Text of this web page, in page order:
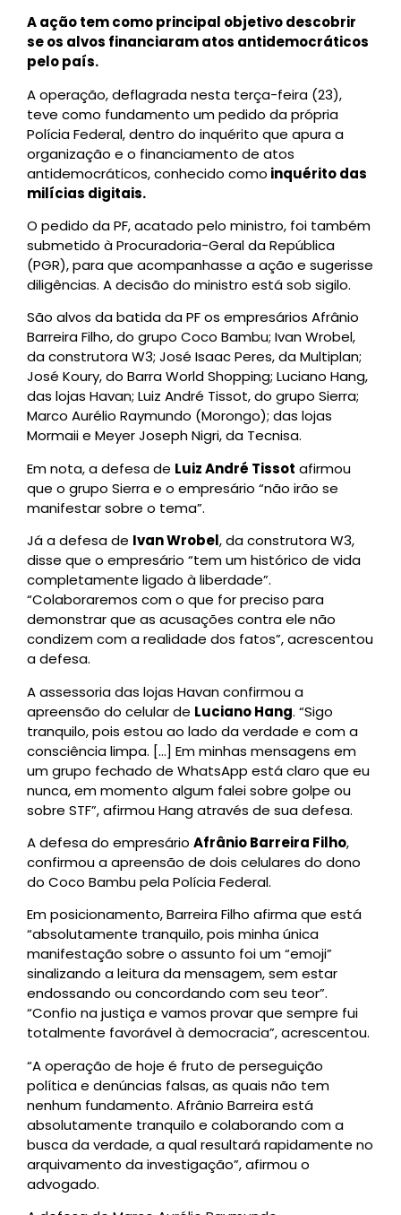
A ação tem como principal objetivo descobrir
se os alvos financiaram atos antidemocráticos
pelo país.
A operação, deflagrada nesta terça-feira (23),
teve como fundamento um pedido da própria
Polícia Federal, dentro do inquérito que apura a
organização e o financiamento de atos
antidemocráticos, conhecido como inquérito das
milícias digitais.
O pedido da PF, acatado pelo ministro, foi também
submetido à Procuradoria-Geral da República
(PGR), para que acompanhasse a ação e sugerisse
diligências. A decisão do ministro está sob sigilo.
São alvos da batida da PF os empresários Afrânio
Barreira Filho, do grupo Coco Bambu; Ivan Wrobel,
da construtora W3; José Isaac Peres, da Multiplan;
José Koury, do Barra World Shopping; Luciano Hang,
das lojas Havan; Luiz André Tissot, do grupo Sierra;
Marco Aurélio Raymundo (Morongo); das lojas
Mormaii e Meyer Joseph Nigri, da Tecnisa.
Em nota, a defesa de Luiz André Tissot afirmou
que o grupo Sierra e o empresário “não irão se
manifestar sobre o tema”.
Já a defesa de Ivan Wrobel, da construtora W3,
disse que o empresário “tem um histórico de vida
completamente ligado à liberdade”.
“Colaboraremos com o que for preciso para
demonstrar que as acusações contra ele não
condizem com a realidade dos fatos”, acrescentou
a defesa.
A assessoria das lojas Havan confirmou a
apreensão do celular de Luciano Hang. “Sigo
tranquilo, pois estou ao lado da verdade e com a
consciência limpa. […] Em minhas mensagens em
um grupo fechado de WhatsApp está claro que eu
nunca, em momento algum falei sobre golpe ou
sobre STF”, afirmou Hang através de sua defesa.
A defesa do empresário Afrânio Barreira Filho,
confirmou a apreensão de dois celulares do dono
do Coco Bambu pela Polícia Federal.
Em posicionamento, Barreira Filho afirma que está
“absolutamente tranquilo, pois minha única
manifestação sobre o assunto foi um “emoji”
sinalizando a leitura da mensagem, sem estar
endossando ou concordando com seu teor”.
“Confio na justiça e vamos provar que sempre fui
totalmente favorável à democracia”, acrescentou.
“A operação de hoje é fruto de perseguição
política e denúncias falsas, as quais não tem
nenhum fundamento. Afrânio Barreira está
absolutamente tranquilo e colaborando com a
busca da verdade, a qual resultará rapidamente no
arquivamento da investigação”, afirmou o
advogado.